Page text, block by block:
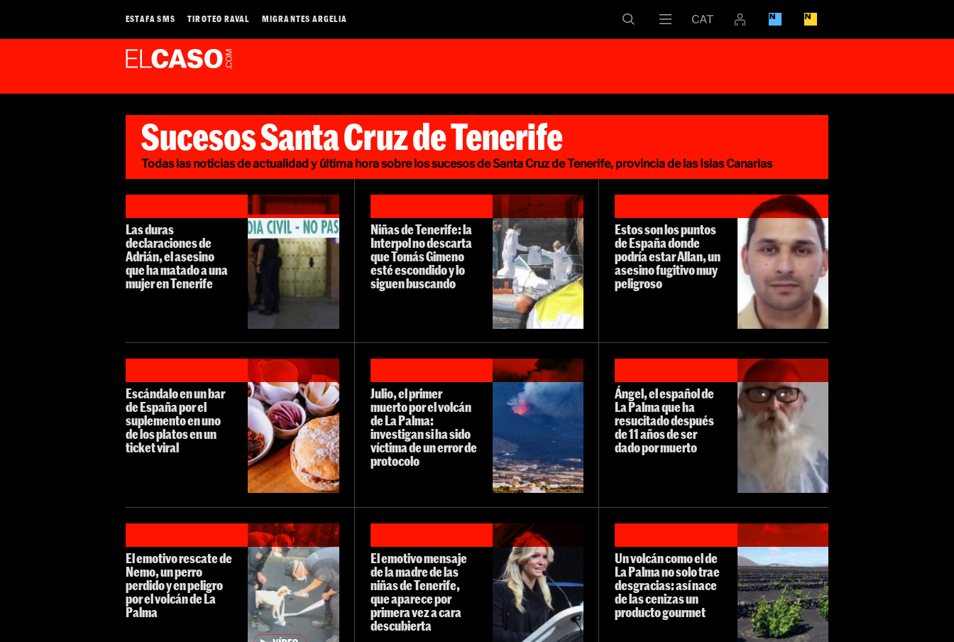
ESTAFA SMS TIROTEO RAVAL MIGRANTES ARGELIA
Sucesos Santa Cruz de Tenerife
Todas las noticias de actualidad y última hora sobre los sucesos de Santa Cruz de Tenerife, provincia de las Islas Canarias
Las duras
declaraciones de
Adrián, el asesino
que ha matado a una
mujer en Tenerife
Niñas de Tenerife: la
Interpol no descarta
que Tomás Gimeno
esté escondido y lo
siguen buscando
Estos son los puntos
de España donde
podría estar Allan, un
asesino fugitivo muy
peligroso
Escándalo en un bar
de España por el
suplemento en uno
de los platos en un
ticket viral
Julio, el primer
muerto por el volcán
de La Palma:
investigan si ha sido
víctima de un error de
protocolo
Ángel, el español de
La Palma que ha
resucitado después
de 11 años de ser
dado por muerto
El emotivo rescate de
Nemo, un perro
perdido y en peligro
por el volcán de La
Palma
El emotivo mensaje
de la madre de las
niñas de Tenerife,
que aparece por
primera vez a cara
descubierta
Un volcán como el de
La Palma no solo trae
desgracias: así nace
de las cenizas un
producto gourmet